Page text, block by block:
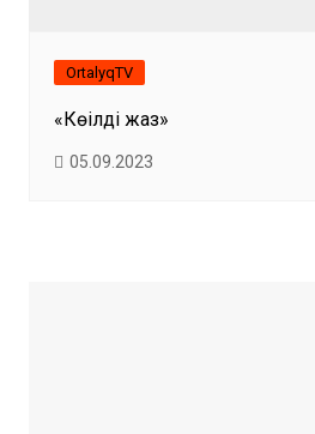
OrtalyqTV
«Көңілді жаз»
05.09.2023